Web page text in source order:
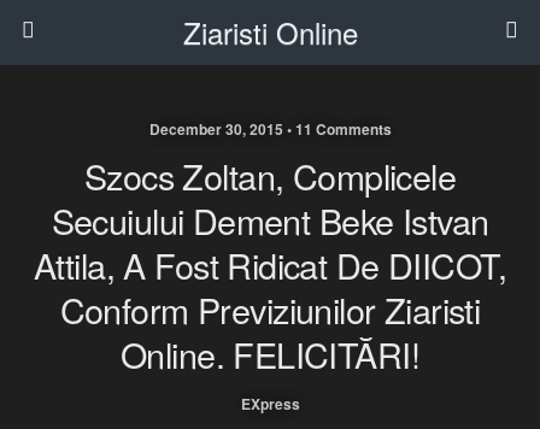
Ziaristi Online
December 30, 2015 • 11 Comments
Szocs Zoltan, Complicele
Secuiului Dement Beke Istvan
Attila, A Fost Ridicat De DIICOT,
Conform Previziunilor Ziaristi
Online. FELICITĂRI!
EXpress